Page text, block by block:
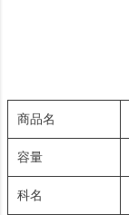
商品名
容量
科名